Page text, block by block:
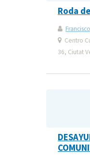
Roda
Centro
36, Ciutat